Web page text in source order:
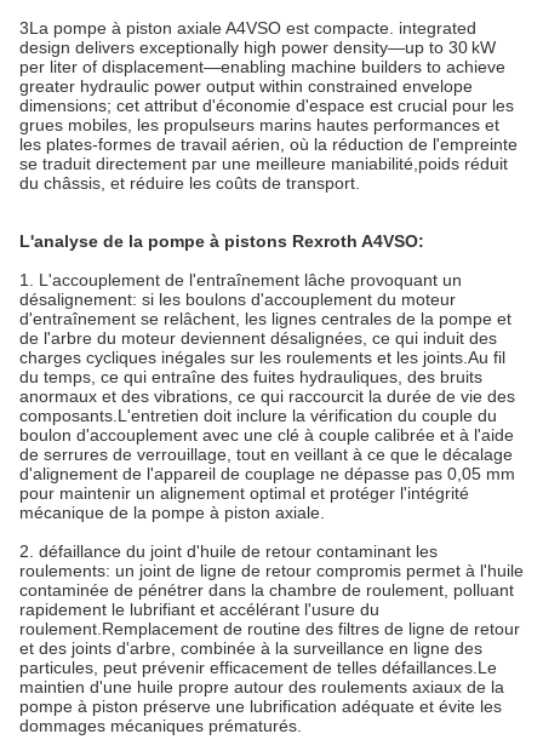
3La pompe à piston axiale A4VSO est compacte. integrated
design delivers exceptionally high power density—up to 30 kW
per liter of displacement—enabling machine builders to achieve
greater hydraulic power output within constrained envelope
dimensions; cet attribut d'économie d'espace est crucial pour les
grues mobiles, les propulseurs marins hautes performances et
les plates-formes de travail aérien, où la réduction de l'empreinte
se traduit directement par une meilleure maniabilité,poids réduit
du châssis, et réduire les coûts de transport.
L'analyse de la pompe à pistons Rexroth A4VSO:
1. L'accouplement de l'entraînement lâche provoquant un
désalignement: si les boulons d'accouplement du moteur
d'entraînement se relâchent, les lignes centrales de la pompe et
de l'arbre du moteur deviennent désalignées, ce qui induit des
charges cycliques inégales sur les roulements et les joints.Au fil
du temps, ce qui entraîne des fuites hydrauliques, des bruits
anormaux et des vibrations, ce qui raccourcit la durée de vie des
composants.L'entretien doit inclure la vérification du couple du
boulon d'accouplement avec une clé à couple calibrée et à l'aide
de serrures de verrouillage, tout en veillant à ce que le décalage
d'alignement de l'appareil de couplage ne dépasse pas 0,05 mm
pour maintenir un alignement optimal et protéger l'intégrité
mécanique de la pompe à piston axiale.
2. défaillance du joint d'huile de retour contaminant les
roulements: un joint de ligne de retour compromis permet à l'huile
contaminée de pénétrer dans la chambre de roulement, polluant
rapidement le lubrifiant et accélérant l'usure du
roulement.Remplacement de routine des filtres de ligne de retour
et des joints d'arbre, combinée à la surveillance en ligne des
particules, peut prévenir efficacement de telles défaillances.Le
maintien d'une huile propre autour des roulements axiaux de la
pompe à piston préserve une lubrification adéquate et évite les
dommages mécaniques prématurés.